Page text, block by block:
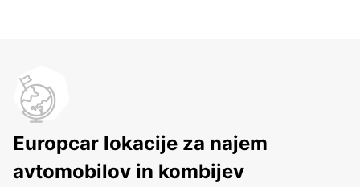
Europcar lokacije za najem
avtomobilov in kombijev